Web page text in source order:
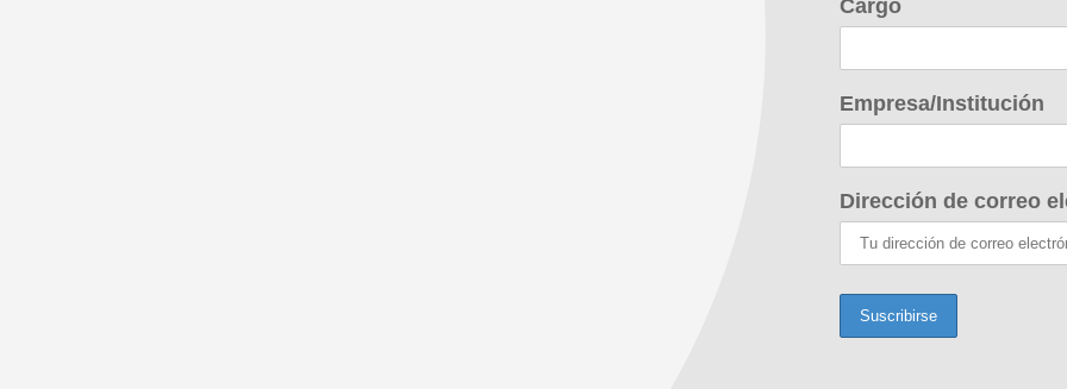
Cargo
Empresa/Institución
Dirección de correo